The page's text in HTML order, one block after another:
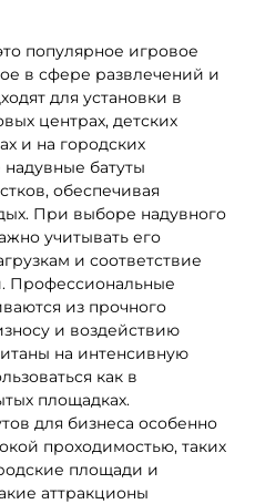
моря 4», 10*5*5 м
От 306 900 ₽
В НАЛИЧИИ
5
B-16483 Коммерческий
надувной батут «Тигриная
страна 5», 9*5*5 м